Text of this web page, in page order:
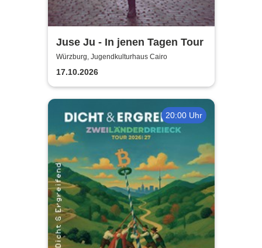
Juse Ju - In jenen Tagen Tour
Würzburg, Jugendkulturhaus Cairo
17.10.2026
20:00 Uhr